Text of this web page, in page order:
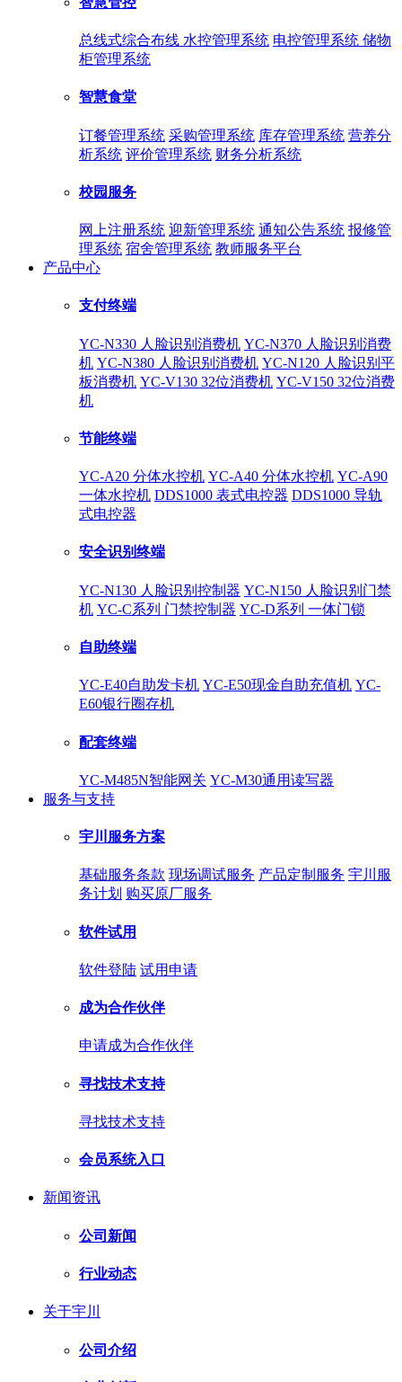
总线式综合布线 水控管理系统 电控管理系统 储物
柜管理系统
智慧食堂
订餐管理系统 采购管理系统 库存管理系统 营养分
析系统 评价管理系统 财务分析系统
校园服务
网上注册系统 迎新管理系统 通知公告系统 报修管
理系统 宿舍管理系统 教师服务平台
产品中心
支付终端
YC-N330 人脸识别消费机 YC-N370 人脸识别消费
机 YC-N380 人脸识别消费机 YC-N120 人脸识别平
板消费机 YC-V130 32位消费机 YC-V150 32位消费
机
节能终端
YC-A20 分体水控机 YC-A40 分体水控机 YC-A90
一体水控机 DDS1000 表式电控器 DDS1000 导轨
式电控器
安全识别终端
YC-N130 人脸识别控制器 YC-N150 人脸识别门禁
机 YC-C系列 门禁控制器 YC-D系列 一体门锁
自助终端
YC-E40自助发卡机 YC-E50现金自助充值机 YC-
E60银行圈存机
配套终端
YC-M485N智能网关 YC-M30通用读写器
服务与支持
宇川服务方案
基础服务条款 现场调试服务 产品定制服务 宇川服
务计划 购买原厂服务
软件试用
软件登陆 试用申请
成为合作伙伴
申请成为合作伙伴
寻找技术支持
寻找技术支持
会员系统入口
新闻资讯
公司新闻
行业动态
关于宇川
公司介绍